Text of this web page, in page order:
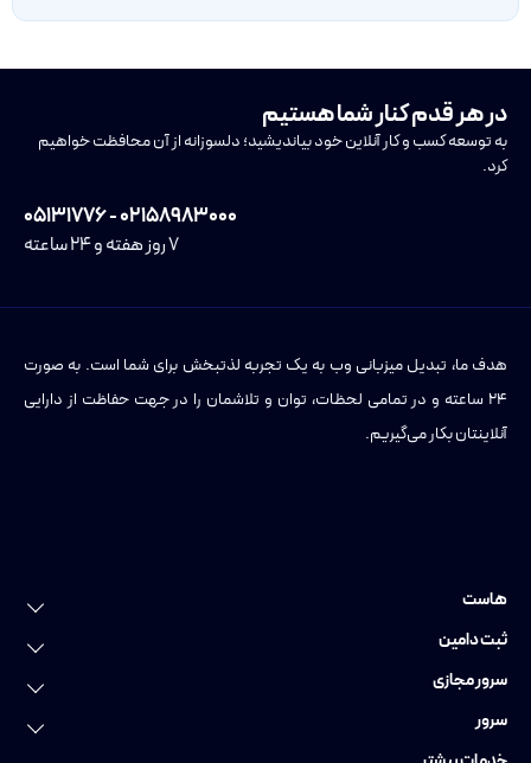
در هر قدم کنار شما هستیم
به توسعه کسب و کار آنلاین خود بیاندیشید؛ دلسوزانه از آن محافظت خواهیم
کرد.
۰۲۱۵۸۹۸۳۰۰۰ - ۰۵۱۳۱۷۷۶
۷ روز هفته و ۲۴ ساعته
هدف ما، تبدیل میزبانی وب به یک تجربه لذتبخش برای شما است. به صورت
۲۴ ساعته و در تمامی لحظات، توان و تلاشمان را در جهت حفاظت از دارایی
آنلاینتان بکار می‌گیریم.
هاست
هاست وردپرس
هاست ویندوز
ثبت دامین
ثبت دامنه ایرانی
سرور مجازی
سرور